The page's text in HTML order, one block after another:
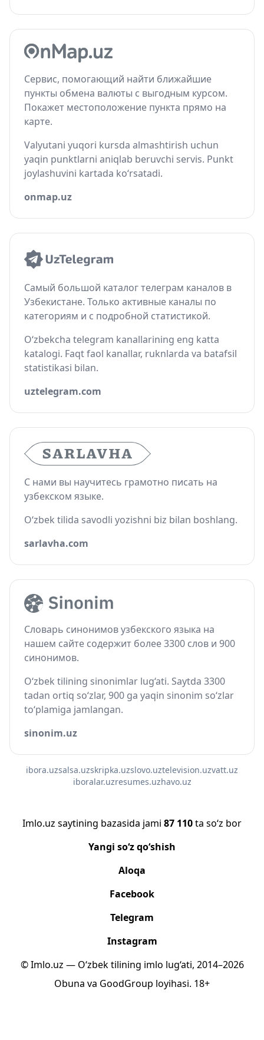
Сервис, помогающий найти ближайшие
пункты обмена валюты с выгодным курсом.
Покажет местоположение пункта прямо на
карте.
Valyutani yuqori kursda almashtirish uchun
yaqin punktlarni aniqlab beruvchi servis. Punkt
joylashuvini kartada ko‘rsatadi.
onmap.uz
Самый большой каталог телеграм каналов в
Узбекистане. Только активные каналы по
категориям и с подробной статистикой.
O‘zbekcha telegram kanallarining eng katta
katalogi. Faqt faol kanallar, ruknlarda va batafsil
statistikasi bilan.
uztelegram.com
С нами вы научитесь грамотно писать на
узбекском языке.
O‘zbek tilida savodli yozishni biz bilan boshlang.
sarlavha.com
Словарь синонимов узбекского языка на
нашем сайте содержит более 3300 слов и 900
синонимов.
O‘zbek tilining sinonimlar lug‘ati. Saytda 3300
tadan ortiq so‘zlar, 900 ga yaqin sinonim so‘zlar
to‘plamiga jamlangan.
sinonim.uz
ibora.uzsalsa.uzskripka.uzslovo.uztelevision.uzvatt.uz
iboralar.uzresumes.uzhavo.uz
Imlo.uz saytining bazasida jami 87 110ta so‘z bor
Yangi so‘z qo‘shish
Aloqa
Facebook
Telegram
Instagram
© Imlo.uz — O‘zbek tilining imlo lug‘ati, 2014–2026
Obuna va GoodGroup loyihasi. 18+